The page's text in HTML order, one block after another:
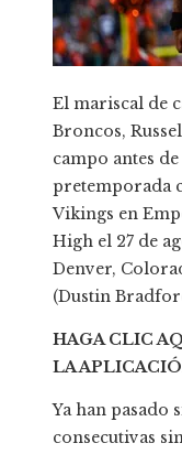
El mariscal de
Broncos,
campo antes
pretemporada
Vikings en
High el 27 de
Denver,
(Dustin
HAGA CLIC
LA
Ya han pasado
consecutivas